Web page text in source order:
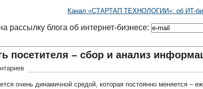
Канал «СТАРТАП ТЕХНОЛОГИИ»: об ИТ-
рассылку блога об интернет-бизнесе:
посетителя – сбор и анализ
очень динамичной средой, которая постоянно меняется –